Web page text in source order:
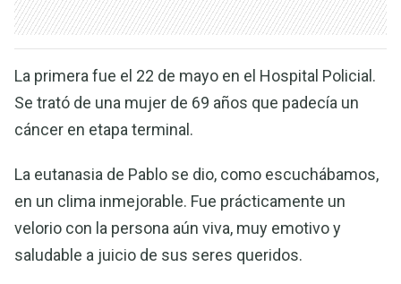
La primera fue el 22 de mayo en el Hospital Policial.
Se trató de una mujer de 69 años que padecía un
cáncer en etapa terminal.
La eutanasia de Pablo se dio, como escuchábamos,
en un clima inmejorable. Fue prácticamente un
velorio con la persona aún viva, muy emotivo y
saludable a juicio de sus seres queridos.